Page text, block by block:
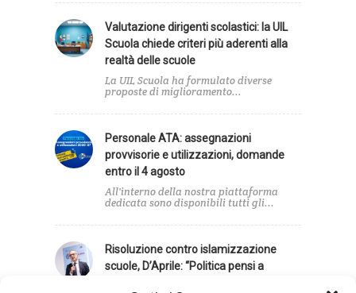
Valutazione dirigenti scolastici: la UIL
Scuola chiede criteri più aderenti alla
realtà delle scuole
La UIL Scuola ha formulato diverse
proposte di miglioramento...
Personale ATA: assegnazioni
provvisorie e utilizzazioni, domande
entro il 4 agosto
All'interno della nostra piattaforma
dedicata sono disponibili tutti gli...
Risoluzione contro islamizzazione
scuole, D’Aprile: “Politica pensi a